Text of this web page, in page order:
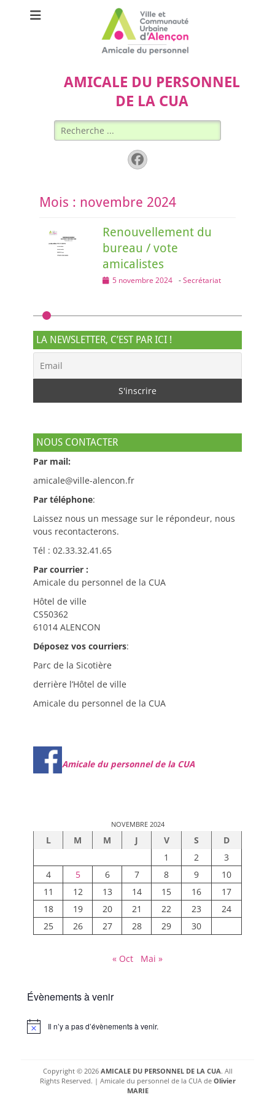
AMICALE DU PERSONNEL
DE LA CUA
Rechercher :
Facebook
Mois : novembre 2024
Renouvellement du
bureau / vote
amicalistes
Posted
5 novembre 2024 -Secrétariat
LA NEWSLETTER, C’EST PAR ICI !
NOUS CONTACTER
Par mail:
amicale@ville-alencon.fr
Par téléphone:
Laissez nous un message sur le répondeur, nous
vous recontacterons.
Tél : 02.33.32.41.65
Par courrier :
Amicale du personnel de la CUA
Hôtel de ville
CS50362
61014 ALENCON
Déposez vos courriers:
Parc de la Sicotière
derrière l’Hôtel de ville
Amicale du personnel de la CUA
Amicale du personnel de la CUA
NOVEMBRE 2024
L M M J V S
D
1
2
3
4
5 6 7 8 9
10
11
12 13 14 15 16
17
18
19 20 21 22 23
24
25
26 27 28 29 30
« Oct Mai »
Évènements à venir
Notice Il n’y a pas d’évènements à venir.
Copyright © 2026 AMICALE DU PERSONNEL DE LA CUA. All
Rights Reserved. | Amicale du personnel de la CUA de Olivier
MARIE